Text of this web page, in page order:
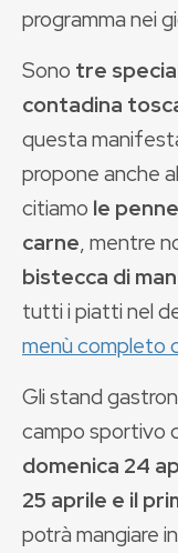
programma nei
Sono tre
contadina
questa
propone anche
citiamo le
carne, mentre
bistecca di
tutti i piatti nel
menù completo
Gli stand
campo sportivo
domenica 24
25 aprile e il
potrà mangiare